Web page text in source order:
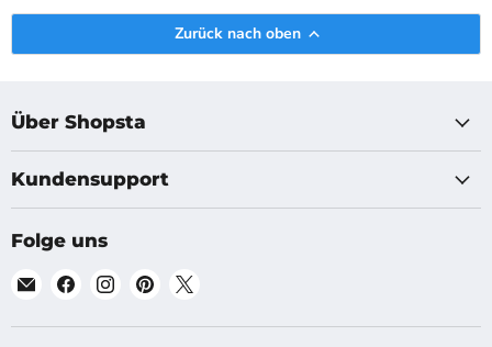
Zurück nach oben
Über Shopsta
Kundensupport
Folge uns
Finde
auf
Finde
auf
Finde
auf
Finde
auf
auf